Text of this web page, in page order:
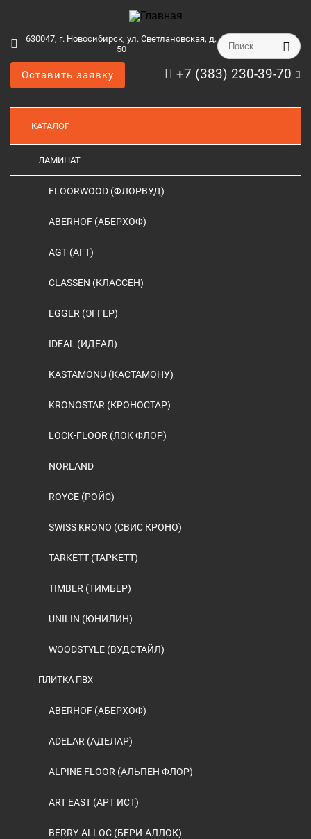
630047, г. Новосибирск, ул. Светлановская, д.
50
+7 (383) 230-39-70
Оставить заявку
КАТАЛОГ
ЛАМИНАТ
FLOORWOOD (ФЛОРВУД)
ABERHOF (АБЕРХОФ)
AGT (АГТ)
CLASSEN (КЛАССЕН)
EGGER (ЭГГЕР)
IDEAL (ИДЕАЛ)
KASTAMONU (КАСТАМОНУ)
KRONOSTAR (КРОНОСТАР)
LOCK-FLOOR (ЛОК ФЛОР)
NORLAND
ROYCE (РОЙС)
SWISS KRONO (СВИС КРОНО)
TARKETT (ТАРКЕТТ)
TIMBER (ТИМБЕР)
UNILIN (ЮНИЛИН)
WOODSTYLE (ВУДСТАЙЛ)
ПЛИТКА ПВХ
ABERHOF (АБЕРХОФ)
ADELAR (АДЕЛАР)
ALPINE FLOOR (АЛЬПЕН ФЛОР)
ART EAST (АРТ ИСТ)
BERRY-ALLOC (БЕРИ-АЛЛОК)